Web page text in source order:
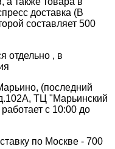
доставка (В
составляет 500
отдельно , в
(последний
ТЦ "Марьинский
с 10:00 до
по Москве - 700